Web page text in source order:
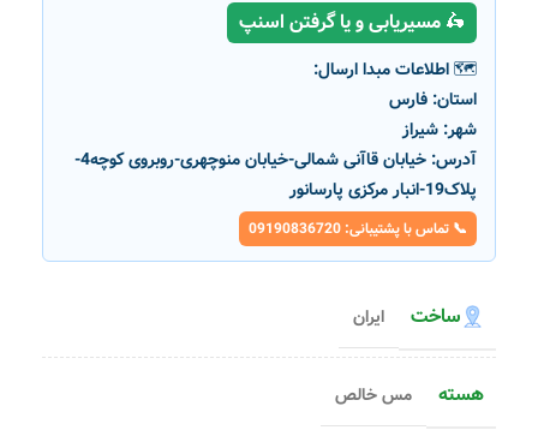
🛵 مسیریابی و یا گرفتن اسنپ
🗺️ اطلاعات مبدا ارسال:
استان: فارس
شهر: شیراز
آدرس:
خیابان قاآنی شمالی-خیابان منوچهری-روبروی کوچه4-
پلاک19-انبار مرکزی پارسانور
📞 تماس با پشتیبانی: 09190836720
ساخت ایران
هسته مس خالص